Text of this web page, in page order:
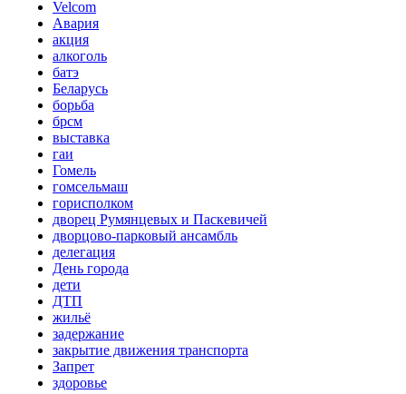
Velcom
Авария
акция
алкоголь
батэ
Беларусь
борьба
брсм
выставка
гаи
Гомель
гомсельмаш
горисполком
дворец Румянцевых и Паскевичей
дворцово-парковый ансамбль
делегация
День города
дети
ДТП
жильё
задержание
закрытие движения транспорта
Запрет
здоровье